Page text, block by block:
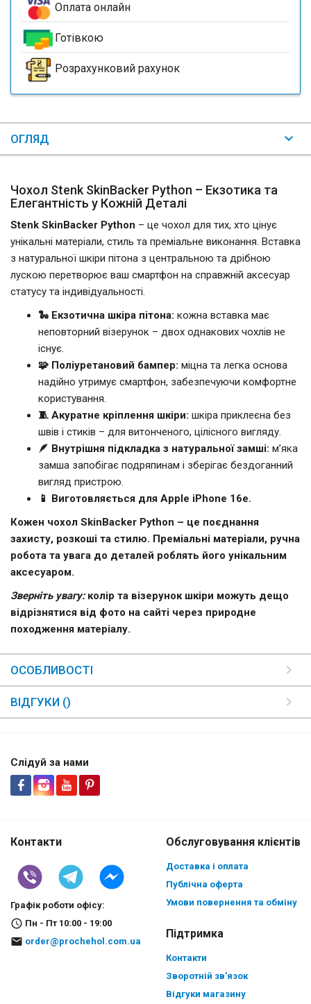
Оплата онлайн
Готівкою
Розрахунковий рахунок
ОГЛЯД
Чохол Stenk SkinBacker Python – Екзотика та
Елегантність у Кожній Деталі
Stenk SkinBacker Python – це чохол для тих, хто цінує
унікальні матеріали, стиль та преміальне виконання. Вставка
з натуральної шкіри пітона з центральною та дрібною
лускою перетворює ваш смартфон на справжній аксесуар
статусу та індивідуальності.
🐍 Екзотична шкіра пітона: кожна вставка має
неповторний візерунок – двох однакових чохлів не
існує.
🧩 Поліуретановий бампер: міцна та легка основа
надійно утримує смартфон, забезпечуючи комфортне
користування.
🧵 Акуратне кріплення шкіри: шкіра приклеєна без
швів і стиків – для витонченого, цілісного вигляду.
🪶 Внутрішня підкладка з натуральної замші: м’яка
замша запобігає подряпинам і зберігає бездоганний
вигляд пристрою.
📱 Виготовляється для Apple iPhone 16е.
Кожен чохол SkinBacker Python – це поєднання
захисту, розкоші та стилю. Преміальні матеріали, ручна
робота та увага до деталей роблять його унікальним
аксесуаром.
Зверніть увагу:колір та візерунок шкіри можуть дещо
відрізнятися від фото на сайті через природне
походження матеріалу.
ОСОБЛИВОСТІ
ВІДГУКИ ()
Слідуй за нами
Контакти
Графік роботи офісу:
Пн - Пт 10:00 - 19:00
order@prochehol.com.ua
Обслуговування клієнтів
Доставка і оплата
Публічна оферта
Умови повернення та обміну
Підтримка
Контакти
Зворотній зв'язок
Відгуки магазину